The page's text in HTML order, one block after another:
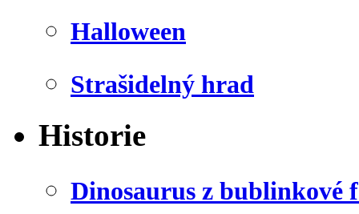
Halloween
Strašidelný hrad
Historie
Dinosaurus z bublinkové